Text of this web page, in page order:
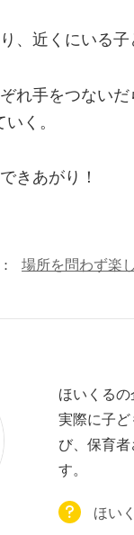
、近くにいる子
れ手をつない
く。
きあがり！
場所を問わず楽
ほいくるの
実際に子
び、 保育者
す。
ほい